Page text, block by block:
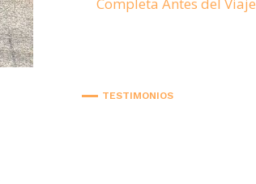
Completa Antes del Viaje
TESTIMONIOS